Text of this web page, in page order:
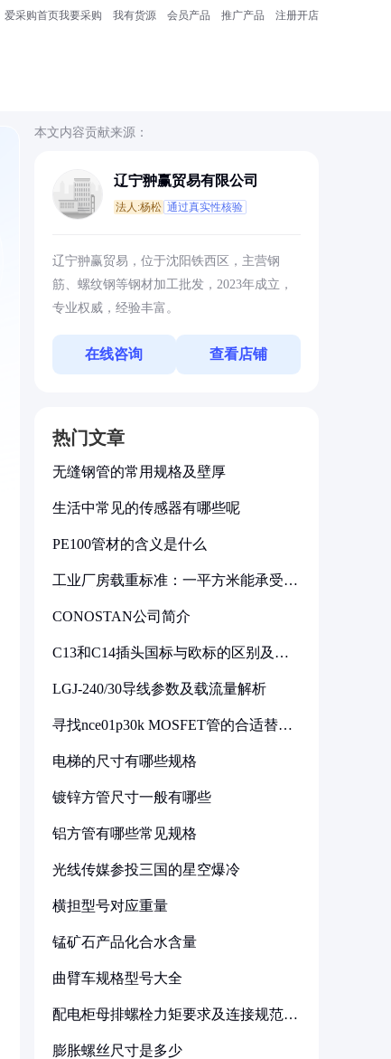
爱采购首页我要采购 我有货源 会员产品 推广产品 注册开店
本文内容贡献来源：
辽宁翀赢贸易有限公司
法人:杨松 通过真实性核验
辽宁翀赢贸易，位于沈阳铁西区，主营钢
筋、螺纹钢等钢材加工批发，2023年成立，
专业权威，经验丰富。
在线咨询 查看店铺
热门文章
无缝钢管的常用规格及壁厚
生活中常见的传感器有哪些呢
PE100管材的含义是什么
工业厂房载重标准：一平方米能承受多
CONOSTAN公司简介
C13和C14插头国标与欧标的区别及其
LGJ-240/30导线参数及载流量解析
寻找nce01p30k MOSFET管的合适替代
电梯的尺寸有哪些规格
镀锌方管尺寸一般有哪些
铝方管有哪些常见规格
光线传媒参投三国的星空爆冷
横担型号对应重量
锰矿石产品化合水含量
曲臂车规格型号大全
配电柜母排螺栓力矩要求及连接规范详
膨胀螺丝尺寸是多少